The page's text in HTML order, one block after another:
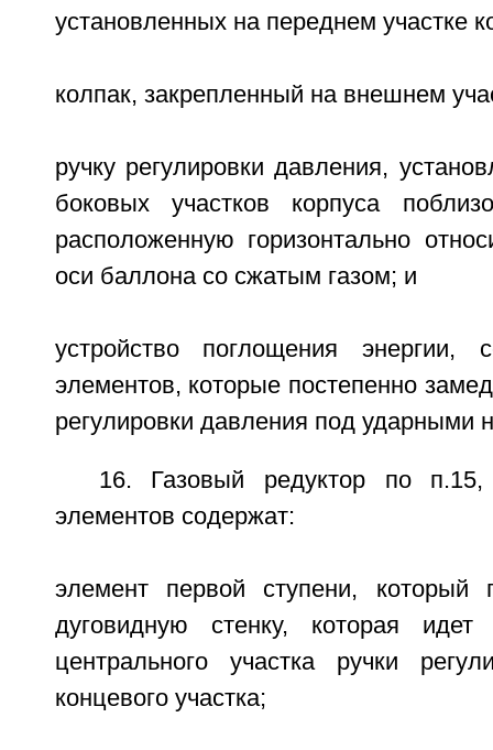
установленных на переднем участке
колпак, закрепленный на внешнем
ручку регулировки давления,
боковых участков корпуса
расположенную горизонтально
оси баллона со сжатым газом; и
устройство поглощения энергии,
элементов, которые постепенно
регулировки давления под ударными
16. Газовый редуктор по
элементов содержат:
элемент первой ступени, который
дуговидную стенку, которая идет
центрального участка ручки
концевого участка;